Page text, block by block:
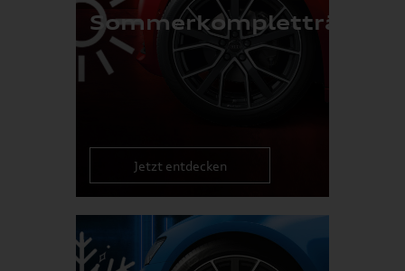
Sommerkompletträder
Jetzt entdecken